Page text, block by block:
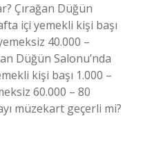
Çırağan Düğün
içi yemekli kişi başı
40.000 –
Düğün Salonu’nda
kişi başı 1.000 –
60.000 – 80
müzekart geçerli mi?